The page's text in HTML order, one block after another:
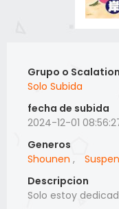
Grupo o Scalation
Solo Subida
fecha de subida
2024-12-01
Generos
Shounen ,
Descripcion
Solo estoy